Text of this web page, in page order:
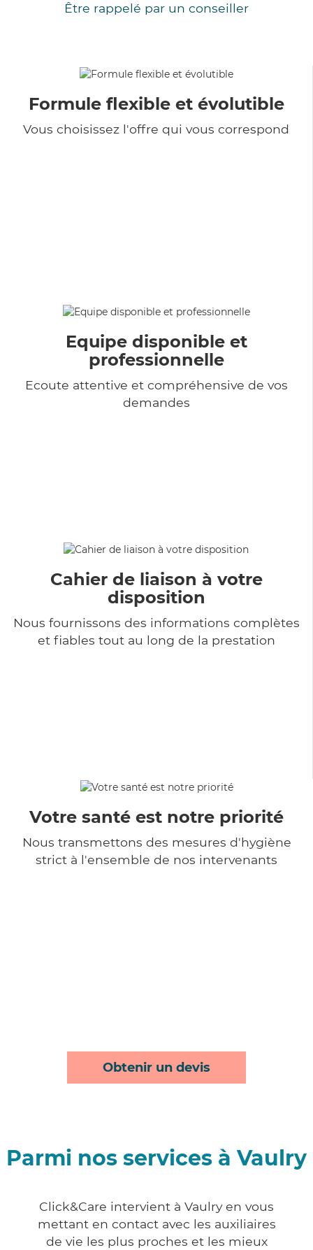
Être rappelé par un conseiller
Formule flexible et évolutible
Vous choisissez l'offre qui vous correspond
Equipe disponible et
professionnelle
Ecoute attentive et compréhensive de vos
demandes
Cahier de liaison à votre
disposition
Nous fournissons des informations complètes
et fiables tout au long de la prestation
Votre santé est notre priorité
Nous transmettons des mesures d'hygiène
strict à l'ensemble de nos intervenants
Obtenir un devis
Parmi nos services à Vaulry
Click&Care intervient à Vaulry en vous
mettant en contact avec les auxiliaires
de vie les plus proches et les mieux